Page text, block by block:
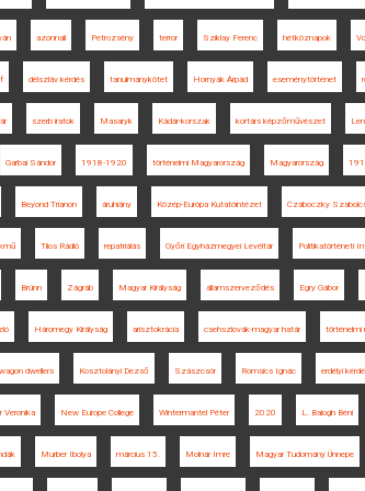
azonnali Petrozsény terror Sziklay Ferenc hétköznapok
délszláv kérdés tanulmánykötet Hornyák Árpád eseménytörténet
szerb iratok Masaryk Kádár-korszak kortárs képzőművészet
Garbai Sándor 1918-1920 történelmi Magyarország Magyarország
Beyond Trianon áruhiány Közép-Európa Kutatóintézet Czáboczky
Tilos Rádió repatriálás Győri Egyházmegyei Levéltár Politikatörténeti
Brünn Zágráb Magyar Királyság államszerveződés Egry Gábor
Háromegy Királyság arisztokrácia csehszlovák-magyar határ
wagon dwellers Kosztolányi Dezső Szászcsór Romsics Ignác erdélyi
Veronika New Europe College Wintermantel Péter 2020 L. Balogh Béni
Murber Ibolya március 15. Molnár Imre Magyar Tudomány Ünnepe